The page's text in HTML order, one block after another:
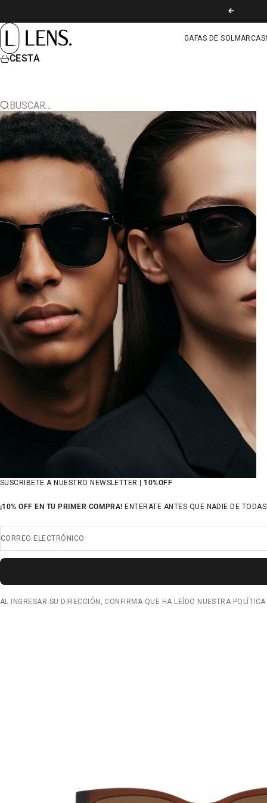
ANTERIOR
LENS. COLOMBIA
GAFAS DE SOL MARCAS
CESTA
BUSCAR…
SUSCRIBETE A NUESTRO NEWSLETTER | 10%OFF
¡10% OFF EN TU PRIMER COMPRA! ENTERATE ANTES QUE NADIE DE
CORREO ELECTRÓNICO
AL INGRESAR SU DIRECCIÓN, CONFIRMA QUE HA LEÍDO NUESTRA